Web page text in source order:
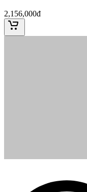
2,156,000đ